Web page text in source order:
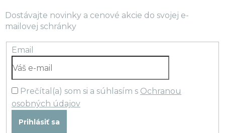
Dostávajte novinky a cenové akcie do svojej e-
mailovej schránky
Email
Prečítal(a) som si a súhlasím s Ochranou
osobných údajov
Prihlásiť sa